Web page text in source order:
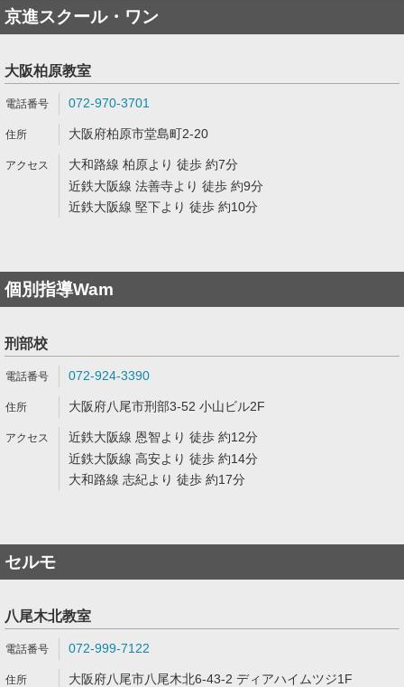
京進スクール・ワン
大阪柏原教室
072-970-3701
大阪府柏原市堂島町2-20
大和路線 柏原より 徒歩 約7分
近鉄大阪線 法善寺より 徒歩 約9分
近鉄大阪線 堅下より 徒歩 約10分
個別指導Wam
刑部校
072-924-3390
大阪府八尾市刑部3-52 小山ビル2F
近鉄大阪線 恩智より 徒歩 約12分
近鉄大阪線 高安より 徒歩 約14分
大和路線 志紀より 徒歩 約17分
セルモ
八尾木北教室
072-999-7122
大阪府八尾市八尾木北6-43-2 ディアハイムツジ1F